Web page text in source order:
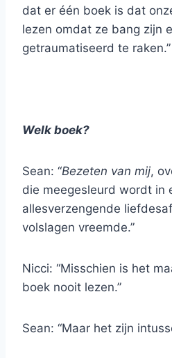
dat er één boek is dat
lezen omdat ze bang zijn
getraumatiseerd te raken.”
Welk boek?
Sean: “Bezeten van mij,
die meegesleurd wordt in
allesverzengende
volslagen vreemde.”
Nicci: “Misschien is het
boek nooit lezen.”
Sean: “Maar het zijn